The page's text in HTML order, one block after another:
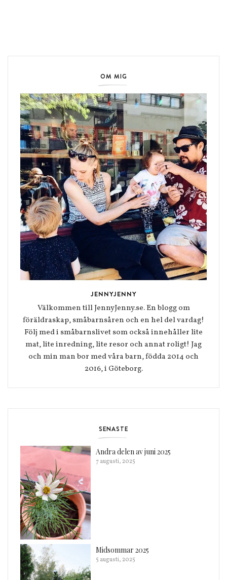
OM MIG
JENNYJENNY
Välkommen till JennyJenny.se. En blogg om
föräldraskap, småbarnsåren och en hel del vardag!
Följ med i småbarnslivet som också innehåller lite
mat, lite inredning, lite resor och annat roligt! Jag
och min man bor med våra barn, födda 2014 och
2016, i Göteborg.
SENASTE
Andra delen av juni 2025
7 augusti, 2025
Midsommar 2025
5 augusti, 2025